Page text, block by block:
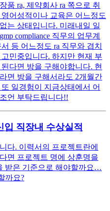
품 ra, 제약회사 ra 쪽으로 취
어성적이나 교육은 어느정도
는 상태입니다. 미래내일 일
compliance 직무의 업무계
등 어느정도 ra 직무와 겹치
민중입니다. 하지만 현재 부
다면 방을 구해야합니다. 현
면 방을 구해서라도 2개월간
일경험이 지금상태에서 어
언 부탁드립니다!!
입 직장내 수상실적
다. 이력서의 프로젝트란에
면 프로젝트 명에 상훈명을
받은 기준으로 해야할까요…
까요?